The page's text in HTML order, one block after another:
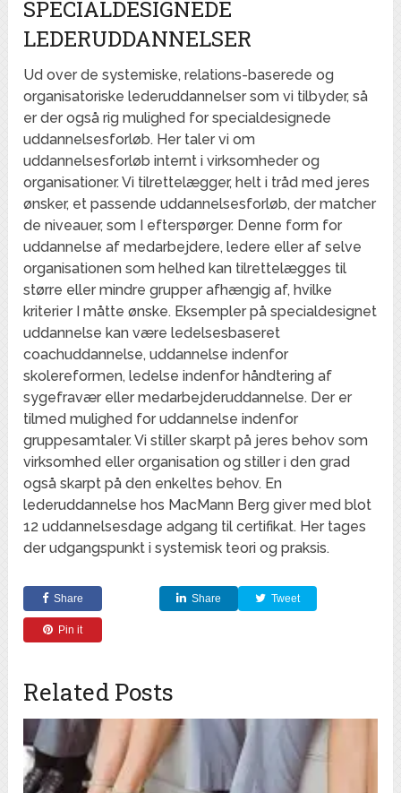
SPECIALDESIGNEDE
LEDERUDDANNELSER
Ud over de systemiske, relations-baserede og
organisatoriske lederuddannelser som vi tilbyder, så
er der også rig mulighed for specialdesignede
uddannelsesforløb. Her taler vi om
uddannelsesforløb internt i virksomheder og
organisationer. Vi tilrettelægger, helt i tråd med jeres
ønsker, et passende uddannelsesforløb, der matcher
de niveauer, som I efterspørger. Denne form for
uddannelse af medarbejdere, ledere eller af selve
organisationen som helhed kan tilrettelægges til
større eller mindre grupper afhængig af, hvilke
kriterier I måtte ønske. Eksempler på specialdesignet
uddannelse kan være ledelsesbaseret
coachuddannelse, uddannelse indenfor
skolereformen, ledelse indenfor håndtering af
sygefravær eller medarbejderuddannelse. Der er
tilmed mulighed for uddannelse indenfor
gruppesamtaler. Vi stiller skarpt på jeres behov som
virksomhed eller organisation og stiller i den grad
også skarpt på den enkeltes behov. En
lederuddannelse hos MacMann Berg giver med blot
12 uddannelsesdage adgang til certifikat. Her tages
der udgangspunkt i systemisk teori og praksis.
Share Share Tweet
Pin it
Related Posts